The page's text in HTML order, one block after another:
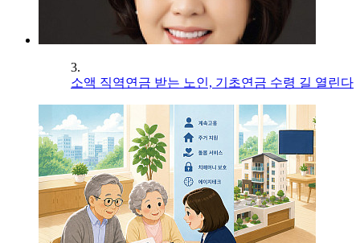
3.
소액 직역연금 받는 노인, 기초연금 수령 길 열린다